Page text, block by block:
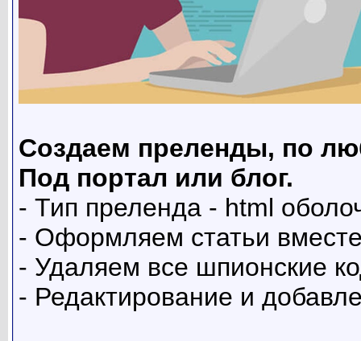
Создаем преленды, по
Под портал или блог.
- Тип преленда - html
- Оформляем статьи
- Удаляем все шпионские
- Редактирование и